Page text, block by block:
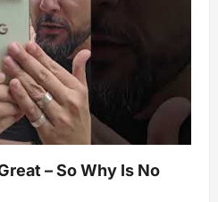
– So Why Is No